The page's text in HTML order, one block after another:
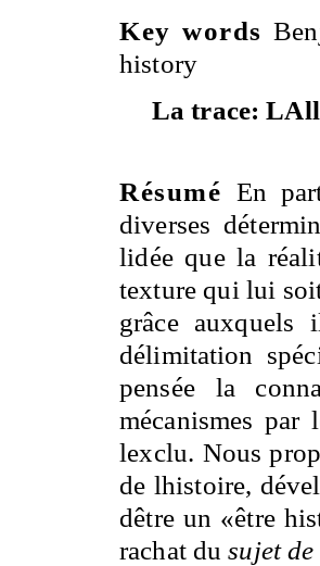
Key words
history
La trace:
RésuméEn
diverses
lidée que la
texture qui lui soit
grâce
délimitation
pensée la
mécanismes
lexclu. Nous
de lhistoire,
dêtre un «être
rachat dusujet de